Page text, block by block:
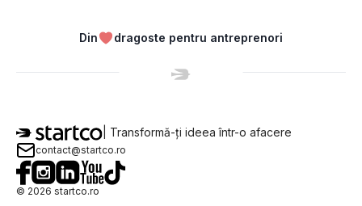
Din dragoste pentru antreprenori
| Transformă-ți ideea într-o afacere
contact@startco.ro
© 2026 startco.ro